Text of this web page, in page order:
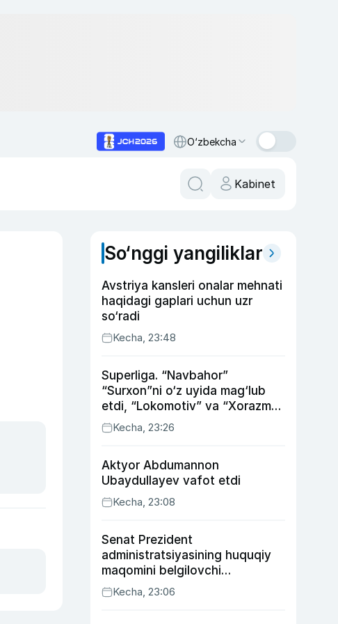
O‘zbekcha
Kabinet
So‘nggi yangiliklar
Avstriya kansleri onalar mehnati
haqidagi gaplari uchun uzr
so‘radi
Kecha, 23:48
Superliga. “Navbahor”
“Surxon”ni o‘z uyida mag‘lub
etdi, “Lokomotiv” va “Xorazm”
uyda g‘alaba qozondi
Kecha, 23:26
Aktyor Abdu­mannon
Ubaydullayev vafot etdi
Kecha, 23:08
Senat Prezident
administratsiyasining huquqiy
maqomini belgilovchi
konstitutsiyaviy qonunni
ma’qulladi
Kecha, 23:06